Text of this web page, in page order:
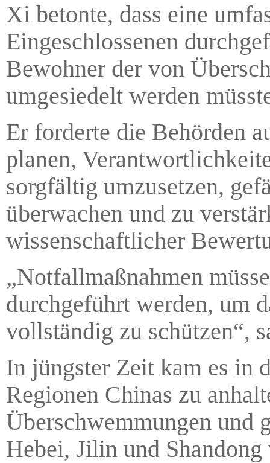
Xi betonte, dass eine
Eingeschlossenen
Bewohner der von
umgesiedelt werden
Er forderte die Behörden
planen,
sorgfältig umzusetzen,
überwachen und zu
wissenschaftlicher
„Notfallmaßnahmen
durchgeführt werden, um
vollständig zu schützen“,
In jüngster Zeit kam es in
Regionen Chinas zu
Überschwemmungen und
Hebei, Jilin und